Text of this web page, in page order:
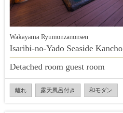
Wakayama Ryumonzanonsen
Isaribi-no-Yado Seaside Kancho
Detached room guest room
離れ 露天風呂付き 和モダン